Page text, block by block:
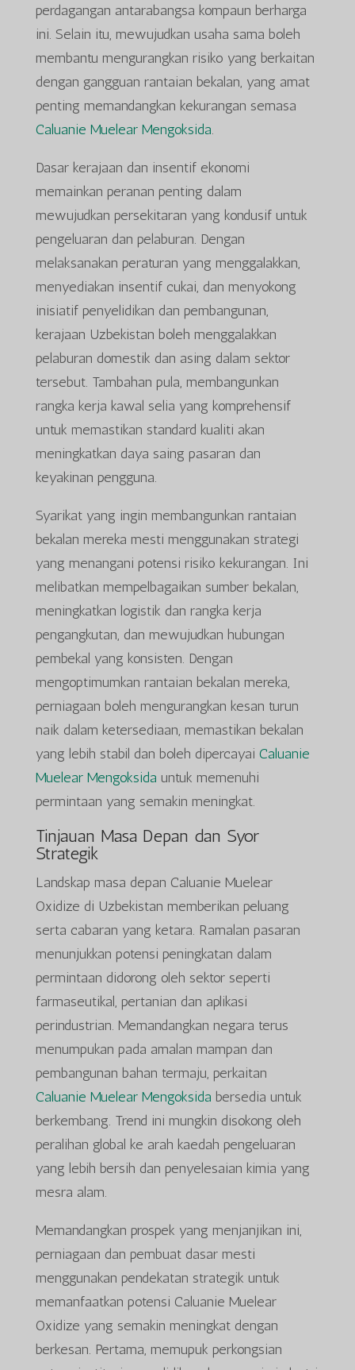
perdagangan antarabangsa kompaun berharga
ini. Selain itu, mewujudkan usaha sama boleh
membantu mengurangkan risiko yang berkaitan
dengan gangguan rantaian bekalan, yang amat
penting memandangkan kekurangan semasa
Caluanie Muelear Mengoksida.
Dasar kerajaan dan insentif ekonomi
memainkan peranan penting dalam
mewujudkan persekitaran yang kondusif untuk
pengeluaran dan pelaburan. Dengan
melaksanakan peraturan yang menggalakkan,
menyediakan insentif cukai, dan menyokong
inisiatif penyelidikan dan pembangunan,
kerajaan Uzbekistan boleh menggalakkan
pelaburan domestik dan asing dalam sektor
tersebut. Tambahan pula, membangunkan
rangka kerja kawal selia yang komprehensif
untuk memastikan standard kualiti akan
meningkatkan daya saing pasaran dan
keyakinan pengguna.
Syarikat yang ingin membangunkan rantaian
bekalan mereka mesti menggunakan strategi
yang menangani potensi risiko kekurangan. Ini
melibatkan mempelbagaikan sumber bekalan,
meningkatkan logistik dan rangka kerja
pengangkutan, dan mewujudkan hubungan
pembekal yang konsisten. Dengan
mengoptimumkan rantaian bekalan mereka,
perniagaan boleh mengurangkan kesan turun
naik dalam ketersediaan, memastikan bekalan
yang lebih stabil dan boleh dipercayai Caluanie
Muelear Mengoksida untuk memenuhi
permintaan yang semakin meningkat.
Tinjauan Masa Depan dan Syor
Strategik
Landskap masa depan Caluanie Muelear
Oxidize di Uzbekistan memberikan peluang
serta cabaran yang ketara. Ramalan pasaran
menunjukkan potensi peningkatan dalam
permintaan didorong oleh sektor seperti
farmaseutikal, pertanian dan aplikasi
perindustrian. Memandangkan negara terus
menumpukan pada amalan mampan dan
pembangunan bahan termaju, perkaitan
Caluanie Muelear Mengoksida bersedia untuk
berkembang. Trend ini mungkin disokong oleh
peralihan global ke arah kaedah pengeluaran
yang lebih bersih dan penyelesaian kimia yang
mesra alam.
Memandangkan prospek yang menjanjikan ini,
perniagaan dan pembuat dasar mesti
menggunakan pendekatan strategik untuk
memanfaatkan potensi Caluanie Muelear
Oxidize yang semakin meningkat dengan
berkesan. Pertama, memupuk perkongsian